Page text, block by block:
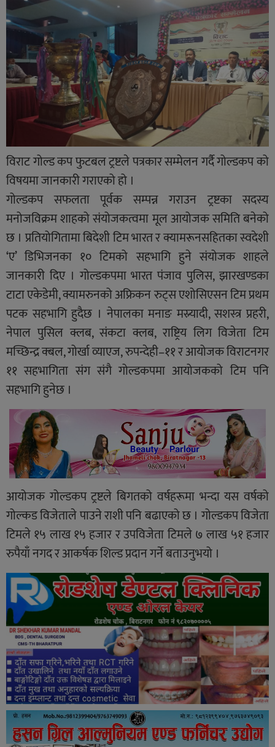
विराट गोल्ड कप फुटबल ट्रष्टले पत्रकार सम्मेलन गर्दै गोल्डकप को
विषयमा जानकारी गराएको हो ।
गोल्डकप सफलता पूर्वक सम्पन्न गराउन ट्रष्टका सदस्य
मनोजविक्रम शाहको संयोजकत्वमा मूल आयोजक समिति बनेको
छ । प्रतियोगितामा बिदेशी टिम भारत र क्यामरूनसहितका स्वदेशी
‘ए’ डिभिजनका १० टिमको सहभागि हुने संयोजक शाहले
जानकारी दिए । गोल्डकपमा भारत पंजाव पुलिस, झारखण्डका
टाटा एकेडेमी, क्यामरुनको अफ्रिकन रुट्स एशोसिएसन टिम प्रथम
पटक सहभागि हुदैछ । नेपालका मनाङ मस्र्यादी, सशस्त्र प्रहरी,
नेपाल पुसिल क्लब, संकटा क्लब, राष्ट्रिय लिग विजेता टिम
मच्छिन्द्र क्बल, गोर्खा व्याएज, रुपन्देही–११ र आयोजक विराटनगर
११ सहभागिता संग संगै गोल्डकपमा आयोजकको टिम पनि
सहभागि हुनेछ ।
आयोजक गोल्डकप ट्रष्टले बिगतको वर्षहरूमा भन्दा यस वर्षको
गोल्कड विजेताले पाउने राशी पनि बढाएको छ । गोल्डकप विजेता
टिमले १५ लाख १५ हजार र उपविजेता टिमले ७ लाख ५१ हजार
रुपैयाँ नगद र आकर्षक शिल्ड प्रदान गर्ने बताउनुभयो ।